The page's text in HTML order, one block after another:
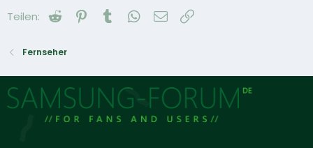
Teilen: Reddit Pinterest
Tumblr WhatsApp
E-Mail
Fernseher